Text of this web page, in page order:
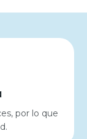
por lo que